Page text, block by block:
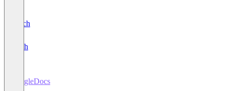
Deutsch
English
JungleDocs